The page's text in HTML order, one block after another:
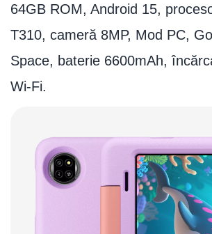
64GB ROM, Android 15,
T310, cameră 8MP, Mod PC,
Space, baterie 6600mAh,
Wi-Fi.